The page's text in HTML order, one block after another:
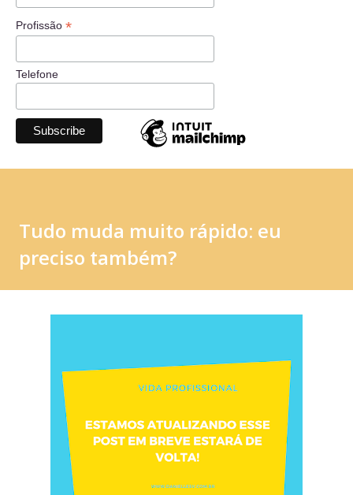
Profissão *
Telefone
Tudo muda muito rápido: eu
preciso também?